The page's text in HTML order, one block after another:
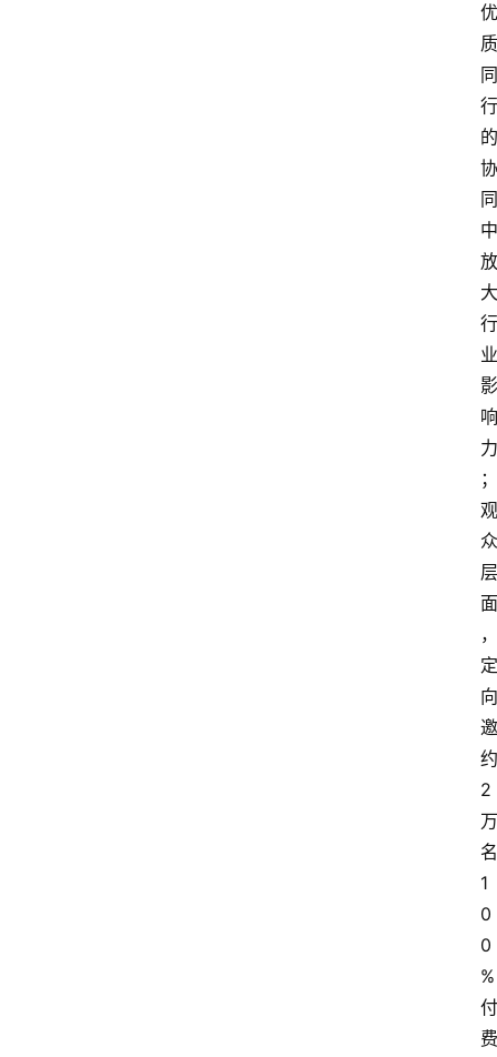
优
质
同
行
的
协
同
中
放
大
行
业
影
响
力
；
观
众
层
面
，
定
向
邀
约
2
万
名
1
0
0
%
付
费